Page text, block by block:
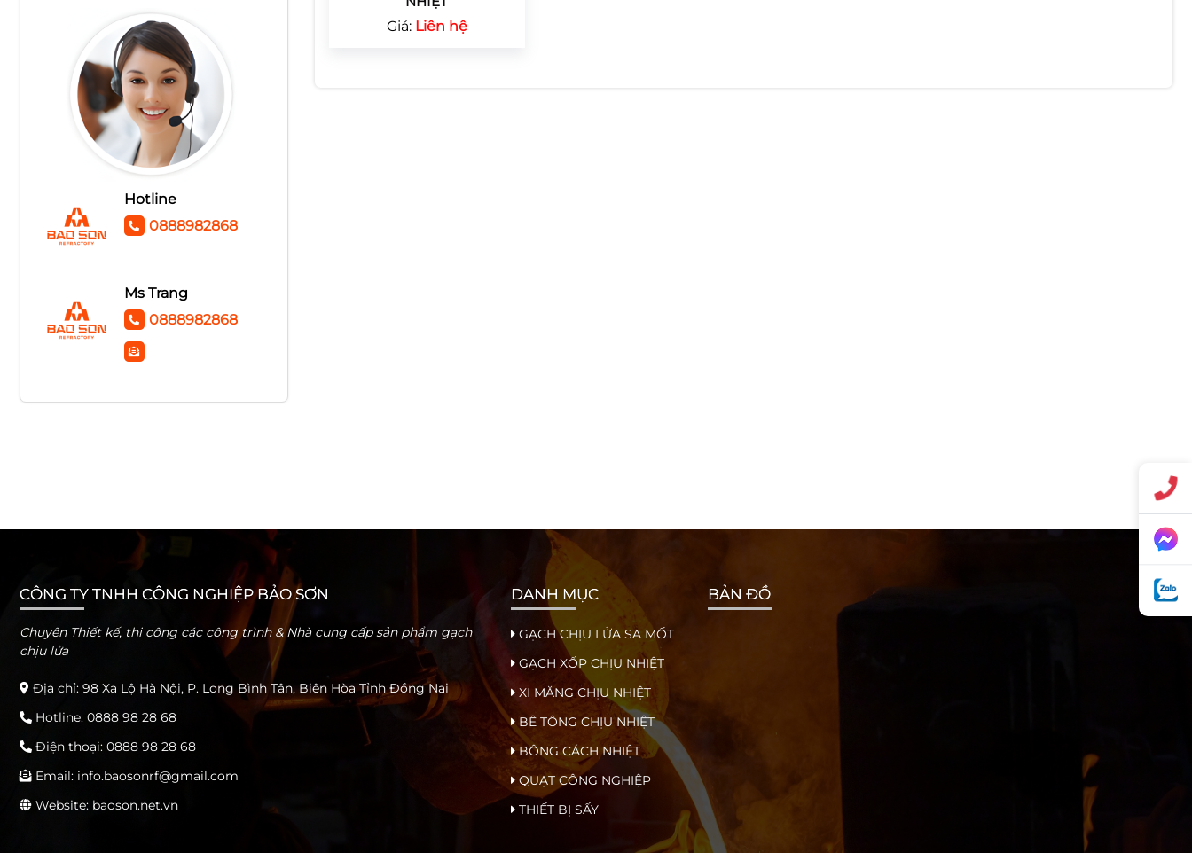
Giá: Liên hệ
BÔNG KHOÁNG CÁCH
NHIỆT ROCK WOOL
BÔNG THỦY TINH CÓ
BẠC
KEO THỦY TINH
SILICAT
TỦ ĐIỆN
Hotline
0888982868
Ms Trang
0888982868
CÔNG TY TNHH CÔNG NGHIỆP BẢO SƠN
Chuyên Thiết kế, thi công các công trình & Nhà cung cấp sản phẩm gạch
chịu lửa
Địa chỉ: 98 Xa Lộ Hà Nội, P. Long Bình Tân, Biên Hòa Tỉnh Đồng Nai
Hotline: 0888 98 28 68
Điện thoại: 0888 98 28 68
Email: info.baosonrf@gmail.com
Website: baoson.net.vn
DANH MỤC
GẠCH CHỊU LỬA SA MỐT
GẠCH XỐP CHỊU NHIỆT
XI MĂNG CHỊU NHIỆT
BÊ TÔNG CHỊU NHIỆT
BÔNG CÁCH NHIỆT
QUẠT CÔNG NGHIỆP
THIẾT BỊ SẤY
BẢN ĐỒ